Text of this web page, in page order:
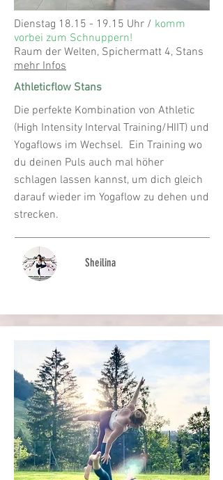
Dienstag 18.15 - 19.15 Uhr / komm
vorbei zum Schnuppern!
Raum der Welten, Spichermatt 4, Stans
mehr Infos
Athleticflow Stans
Die perfekte Kombination von Athletic
(High Intensity Interval Training/HIIT) und
Yogaflows im Wechsel. Ein Training wo
du deinen Puls auch mal höher
schlagen lassen kannst, um dich gleich
darauf wieder im Yogaflow zu dehen und
strecken.
Sheilina